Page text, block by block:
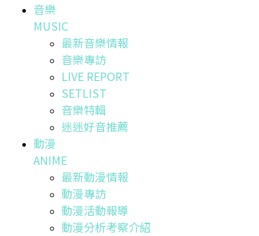
音樂
MUSIC
最新音樂情報
音樂專訪
LIVE REPORT
SETLIST
音樂特輯
迷迷好音推薦
動漫
ANIME
最新動漫情報
動漫專訪
動漫活動報導
動漫分析考察介紹